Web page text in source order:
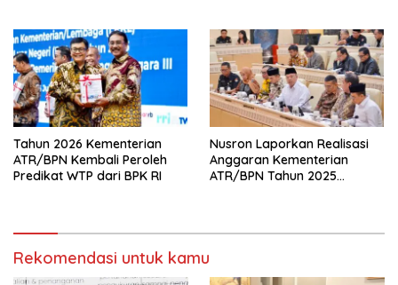
Secara Utuh
Tahun 2026 Kementerian
ATR/BPN Kembali Peroleh
Predikat WTP dari BPK RI
Nusron Laporkan Realisasi
Anggaran Kementerian
ATR/BPN Tahun 2025
Rekomendasi untuk kamu